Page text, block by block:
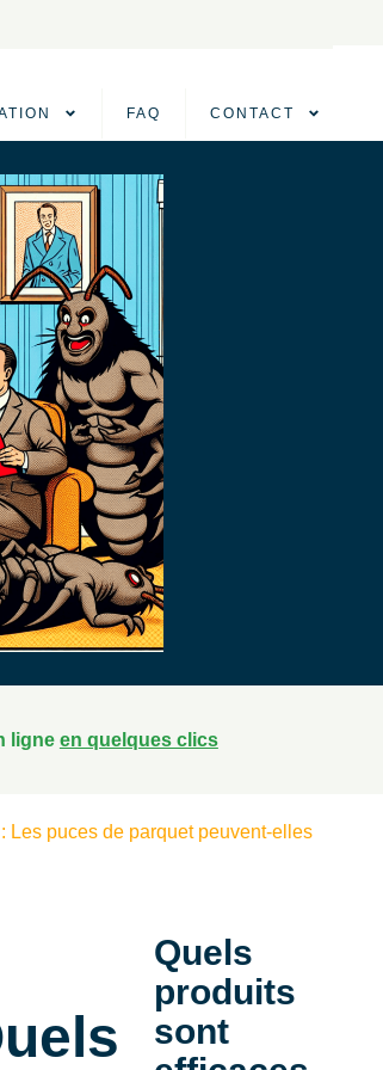
FAQ CONTACT
ligne en quelques clics
Les puces de parquet peuvent-elles
Quels
produits
sont